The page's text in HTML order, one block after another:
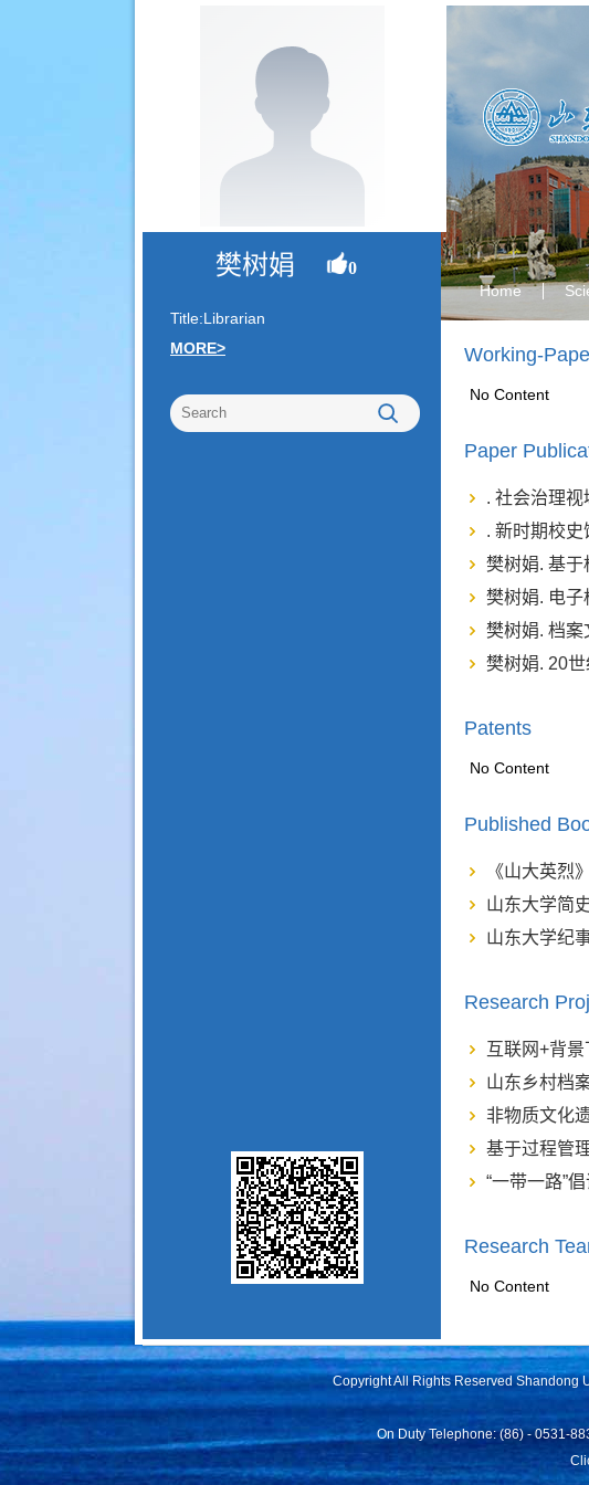
樊树娟 0
Title:Librarian
MORE>
Home
Working-
No Content
Paper
. 社会治理
. 新时期校
樊树娟. 基于
樊树娟. 电子
樊树娟. 档案
樊树娟. 20
Patents
No Content
Published
《山大英烈》
山东大学简
山东大学纪
Research
互联网+背
山东乡村档
非物质文化
基于过程管
“一带一路”
Research
No Content
Copyright All Rights Reserved Shandong
On Duty Telephone: (86) - 0531-